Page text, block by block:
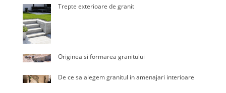
Trepte exterioare de granit
Originea si formarea granitului
De ce sa alegem granitul in amenajari interioare